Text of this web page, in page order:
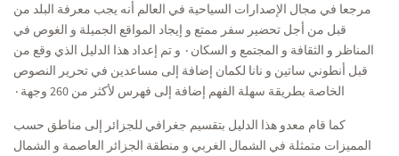
مرجعا في مجال الإصدارات السياحية في العالم أنه يجب معرفة البلد من
قبل من أجل تحضير سفر ممتع و إيجاد المواقع الجميلة و الغوص في
المناظر و الثقافة و المجتمع و السكان٠
و تم إعداد هذا الدليل الذي وقع من
قبل أنطوني ساتين و نانا لكمان إضافة إلى مساعدين في تحرير النصوص
الخاصة بطريقة سهلة الفهم إضافة إلى فهرس لأكثر من 260 وجهة٠
كما قام معدو هذا الدليل بتقسيم جغرافي للجزائر إلى مناطق حسب
المميزات متمثلة في الشمال الغربي و منطقة الجزائر العاصمة و الشمال